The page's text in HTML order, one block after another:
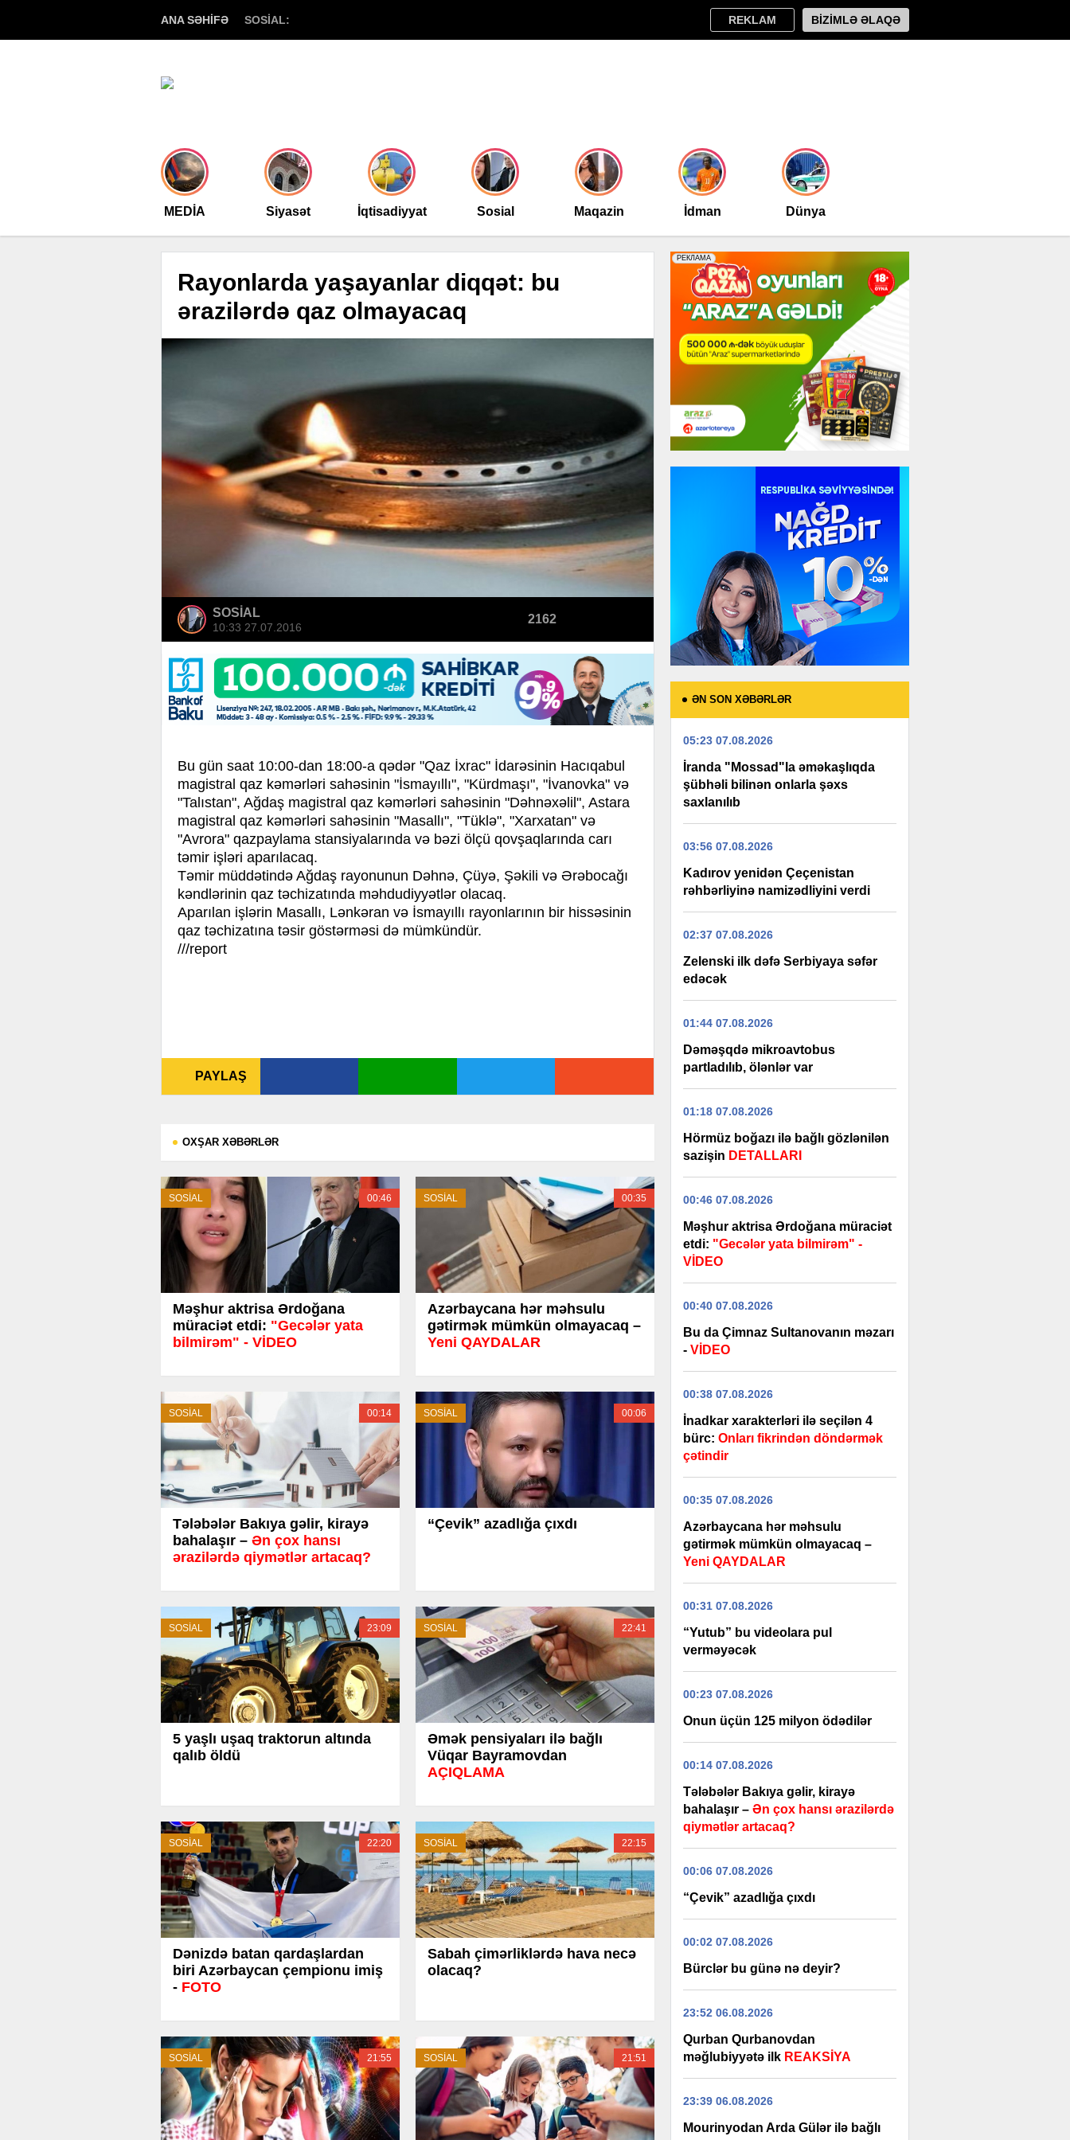
ANA SƏHİFƏ SOSİAL: REKLAM BİZİMLƏ ƏLAQƏ
MEDİA Siyasət İqtisadiyyat Sosial Maqazin İdman Dünya
Rayonlarda yaşayanlar diqqət: bu
ərazilərdə qaz olmayacaq
SOSİAL
10:33 27.07.2016
2162
Bu gün saat 10:00-dan 18:00-a qədər "Qaz İxrac" İdarəsinin Hacıqabul
magistral qaz kəmərləri sahəsinin "İsmayıllı", "Kürdmaşı", "İvanovka" və
"Talıstan", Ağdaş magistral qaz kəmərləri sahəsinin "Dəhnəxəlil", Astara
magistral qaz kəmərləri sahəsinin "Masallı", "Tüklə", "Xarxatan" və
"Avrora" qazpaylama stansiyalarında və bəzi ölçü qovşaqlarında carı
təmir işləri aparılacaq.
Təmir müddətində Ağdaş rayonunun Dəhnə, Çüyə, Şəkili və Ərəbocağı
kəndlərinin qaz təchizatında məhdudiyyətlər olacaq.
Aparılan işlərin Masallı, Lənkəran və İsmayıllı rayonlarının bir hissəsinin
qaz təchizatına təsir göstərməsi də mümkündür.
///report
PAYLAŞ
OXŞAR XƏBƏRLƏR
SOSİAL 00:46
Məşhur aktrisa Ərdoğana
müraciət etdi: "Gecələr yata
bilmirəm" - VİDEO
SOSİAL 00:35
Azərbaycana hər məhsulu
gətirmək mümkün olmayacaq –
Yeni QAYDALAR
SOSİAL 00:14
Tələbələr Bakıya gəlir, kirayə
bahalaşır – Ən çox hansı
ərazilərdə qiymətlər artacaq?
SOSİAL 00:06
“Çevik” azadlığa çıxdı
SOSİAL 23:09
5 yaşlı uşaq traktorun altında
qalıb öldü
SOSİAL 22:41
Əmək pensiyaları ilə bağlı
Vüqar Bayramovdan
AÇIQLAMA
SOSİAL 22:20
Dənizdə batan qardaşlardan
biri Azərbaycan çempionu imiş
- FOTO
SOSİAL 22:15
Sabah çimərliklərdə hava necə
olacaq?
SOSİAL 21:55 SOSİAL 21:51
ƏN SON XƏBƏRLƏR
05:23 07.08.2026
İranda "Mossad"la əməkaşlıqda
şübhəli bilinən onlarla şəxs
saxlanılıb
03:56 07.08.2026
Kadırov yenidən Çeçenistan
rəhbərliyinə namizədliyini verdi
02:37 07.08.2026
Zelenski ilk dəfə Serbiyaya səfər
edəcək
01:44 07.08.2026
Dəməşqdə mikroavtobus
partladılıb, ölənlər var
01:18 07.08.2026
Hörmüz boğazı ilə bağlı gözlənilən
sazişin DETALLARI
00:46 07.08.2026
Məşhur aktrisa Ərdoğana müraciət
etdi: "Gecələr yata bilmirəm" -
VİDEO
00:40 07.08.2026
Bu da Çimnaz Sultanovanın məzarı
- VİDEO
00:38 07.08.2026
İnadkar xarakterləri ilə seçilən 4
bürc: Onları fikrindən döndərmək
çətindir
00:35 07.08.2026
Azərbaycana hər məhsulu
gətirmək mümkün olmayacaq –
Yeni QAYDALAR
00:31 07.08.2026
“Yutub” bu videolara pul
verməyəcək
00:23 07.08.2026
Onun üçün 125 milyon ödədilər
00:14 07.08.2026
Tələbələr Bakıya gəlir, kirayə
bahalaşır – Ən çox hansı ərazilərdə
qiymətlər artacaq?
00:06 07.08.2026
“Çevik” azadlığa çıxdı
00:02 07.08.2026
Bürclər bu günə nə deyir?
23:52 06.08.2026
Qurban Qurbanovdan
məğlubiyyətə ilk REAKSİYA
23:39 06.08.2026
Mourinyodan Arda Gülər ilə bağlı